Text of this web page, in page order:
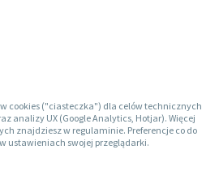
cookies ("ciasteczka") dla celów technicznych
analizy UX (Google Analytics, Hotjar). Więcej
znajdziesz w regulaminie. Preferencje co do
ustawieniach swojej przeglądarki.